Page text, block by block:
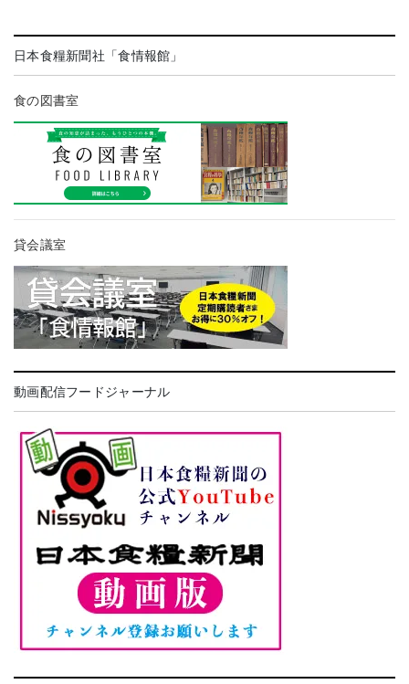
日本食糧新聞社「食情報館」
食の図書室
貸会議室
動画配信フードジャーナル